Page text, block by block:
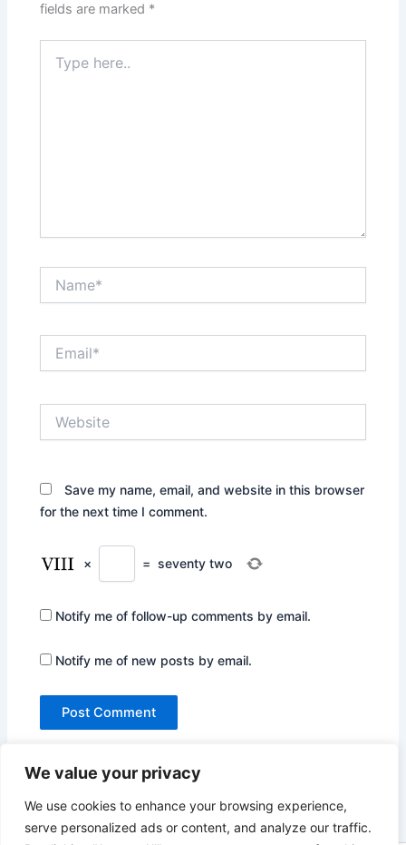
We value your privacy
We use cookies to enhance your browsing experience,
serve personalized ads or content, and analyze our traffic.
fields are marked *
here..
Save my name, email, and website in this browser
for the next time I comment.
× = seventy two
Notify me of follow-up comments by email.
Notify me of new posts by email.